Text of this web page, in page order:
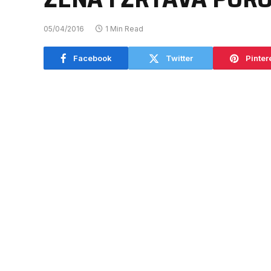
05/04/2016 1 Min Read
Facebook Twitter